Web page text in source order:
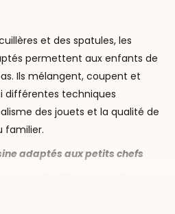
et des spatules, les
permettent aux enfants de
Ils mélangent, coupent et
différentes techniques
des jouets et la qualité de
familier.
adaptés aux petits chefs
l'apprentissage